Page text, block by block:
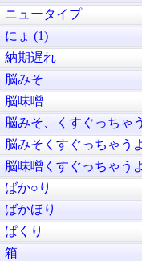
ニュータイプ
にょ (1)
納期遅れ
脳みそ
脳味噌
脳みそ、くすぐっちゃ
脳みそくすぐっちゃう
脳味噌くすぐっちゃう
ばか○り
ばかほり
ぱくり
箱